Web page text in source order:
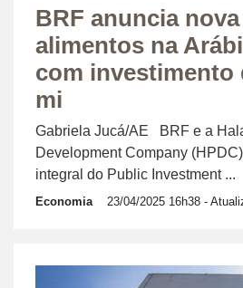
BRF anuncia
alimentos na
com investimento
mi
Gabriela Jucá/AE BRF e a
Development Company
integral do Public Investment ...
Economia 23/04/2025 16h38 -